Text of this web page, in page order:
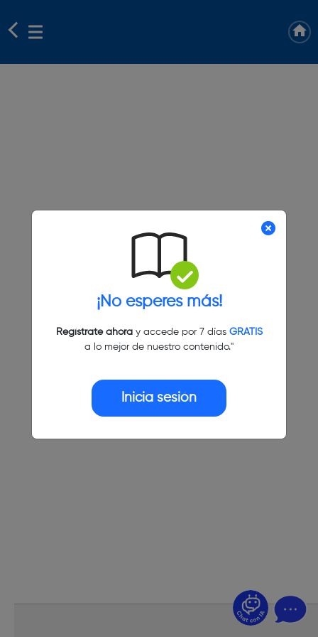
¡No esperes más!
Regístrate ahoray accede por 7 días GRATIS
a lo mejor de nuestro contenido."
Inicia sesión